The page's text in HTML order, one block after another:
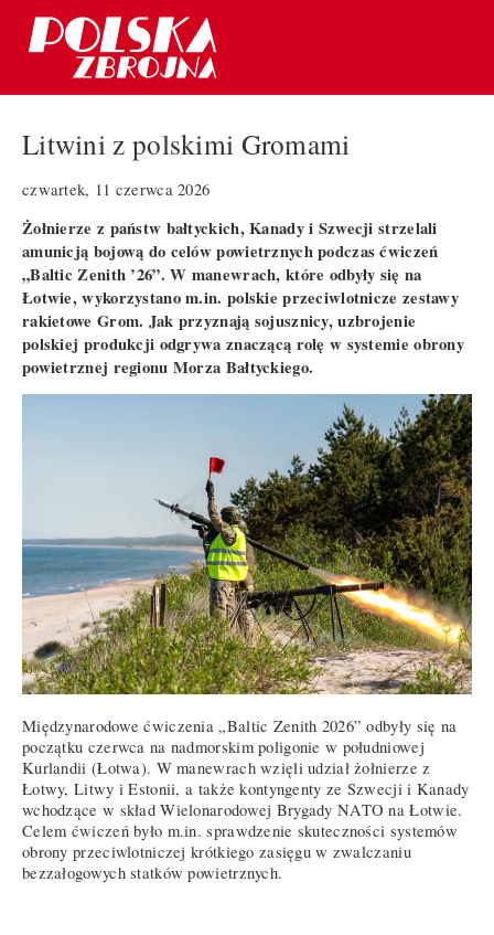
Litwini z polskimi Gromami
czwartek, 11 czerwca 2026
Żołnierze z państw bałtyckich, Kanady i Szwecji strzelali
amunicją bojową do celów powietrznych podczas ćwiczeń
„Baltic Zenith ’26”. W manewrach, które odbyły się na
Łotwie, wykorzystano m.in. polskie przeciwlotnicze zestawy
rakietowe Grom. Jak przyznają sojusznicy, uzbrojenie
polskiej produkcji odgrywa znaczącą rolę w systemie obrony
powietrznej regionu Morza Bałtyckiego.
Międzynarodowe ćwiczenia „Baltic Zenith 2026” odbyły się na
początku czerwca na nadmorskim poligonie w południowej
Kurlandii (Łotwa). W manewrach wzięli udział żołnierze z
Łotwy, Litwy i Estonii, a także kontyngenty ze Szwecji i Kanady
wchodzące w skład Wielonarodowej Brygady NATO na Łotwie.
Celem ćwiczeń było m.in. sprawdzenie skuteczności systemów
obrony przeciwlotniczej krótkiego zasięgu w zwalczaniu
bezzałogowych statków powietrznych.